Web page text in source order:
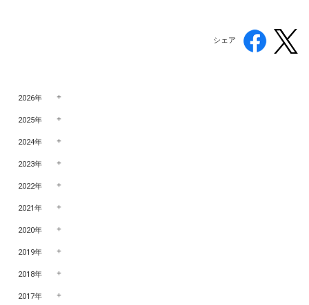
シェア
2026年
2025年
2024年
2023年
2022年
2021年
2020年
2019年
2018年
2017年